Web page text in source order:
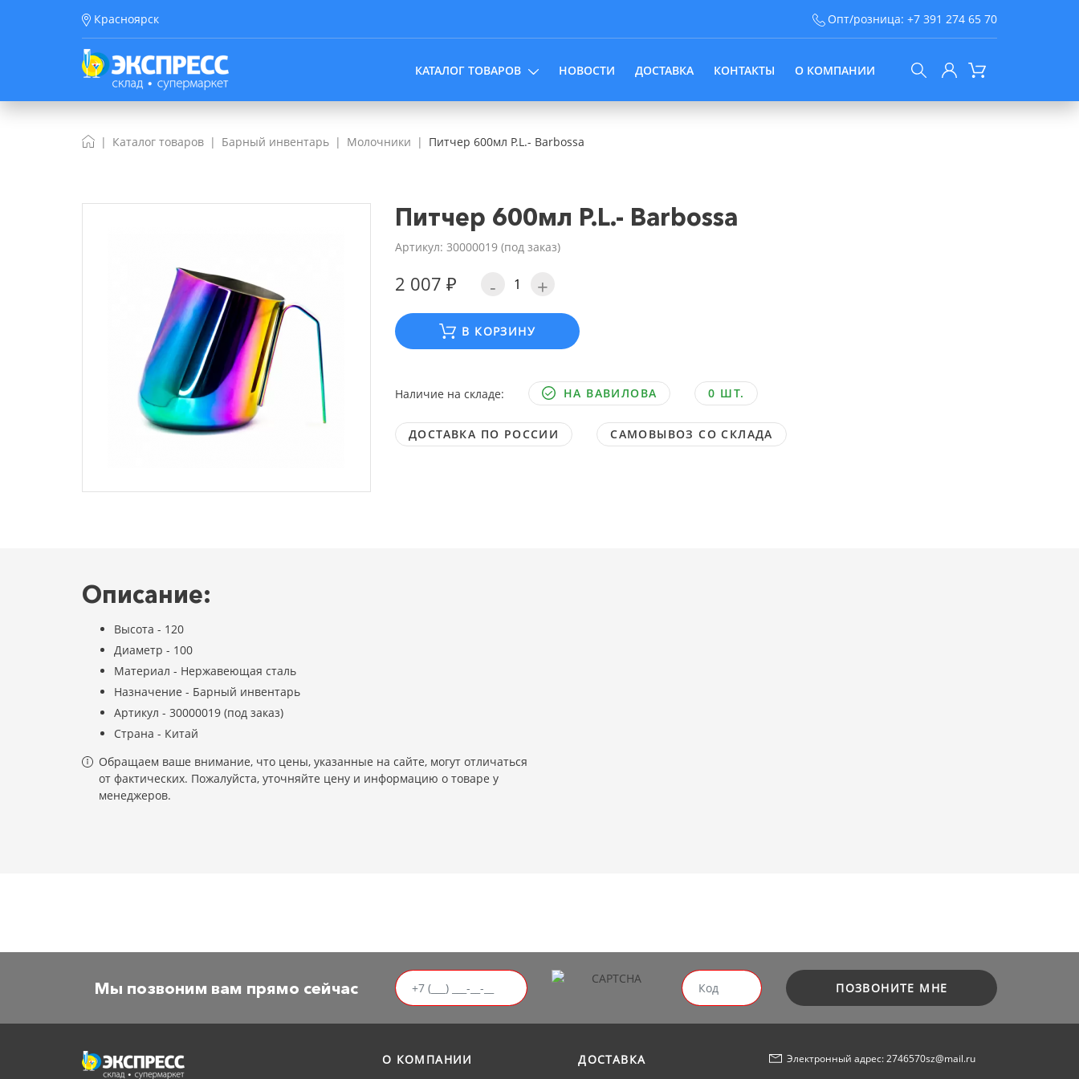
Красноярск Опт/розница: +7 391 274 65 70
КАТАЛОГ ТОВАРОВ НОВОСТИ ДОСТАВКА КОНТАКТЫ О КОМПАНИИ
Каталог товаров Барный инвентарь Молочники Питчер 600мл P.L.- Barbossa
Питчер 600мл P.L.- Barbossa
Артикул: 30000019 (под заказ)
2 007 ₽ - +
В КОРЗИНУ
Наличие на складе: НА ВАВИЛОВА 0 ШТ.
ДОСТАВКА ПО РОССИИ САМОВЫВОЗ СО СКЛАДА
Описание:
Высота - 120
Диаметр - 100
Материал - Нержавеющая сталь
Назначение - Барный инвентарь
Артикул - 30000019 (под заказ)
Страна - Китай
Обращаем ваше внимание, что цены, указанные на сайте, могут отличаться
от фактических. Пожалуйста, уточняйте цену и информацию о товаре у
менеджеров.
Мы позвоним вам прямо сейчас ПОЗВОНИТЕ МНЕ
О КОМПАНИИ
ДОСТАВКА
Электронный адрес: 2746570sz@mail.ru